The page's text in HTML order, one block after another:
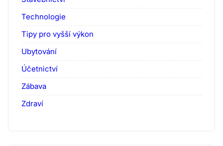
Technologie
Tipy pro vyšší výkon
Ubytování
Účetnictví
Zábava
Zdraví